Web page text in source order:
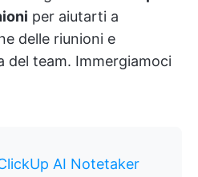
per aiutarti a
delle riunioni e
del team. Immergiamoci
AI Notetaker